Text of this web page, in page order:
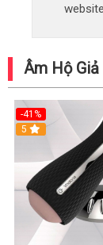
Âm Hộ Giả
-41%
5